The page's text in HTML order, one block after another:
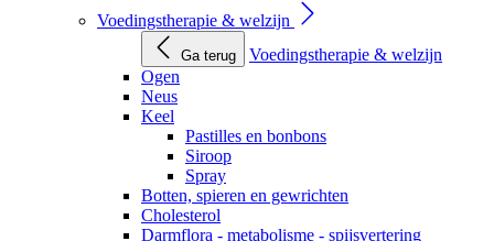
Voedingstherapie & welzijn
Ga terug
Voedingstherapie & welzijn
Ogen
Neus
Keel
Pastilles en bonbons
Siroop
Spray
Botten, spieren en gewrichten
Cholesterol
Darmflora - metabolisme - spijsvertering